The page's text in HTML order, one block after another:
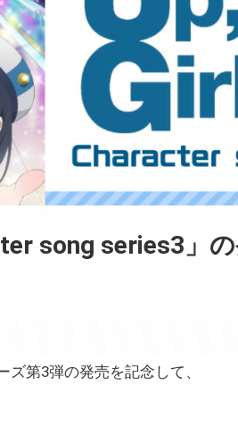
song series3」の
ズ第3弾の発売を記念して、